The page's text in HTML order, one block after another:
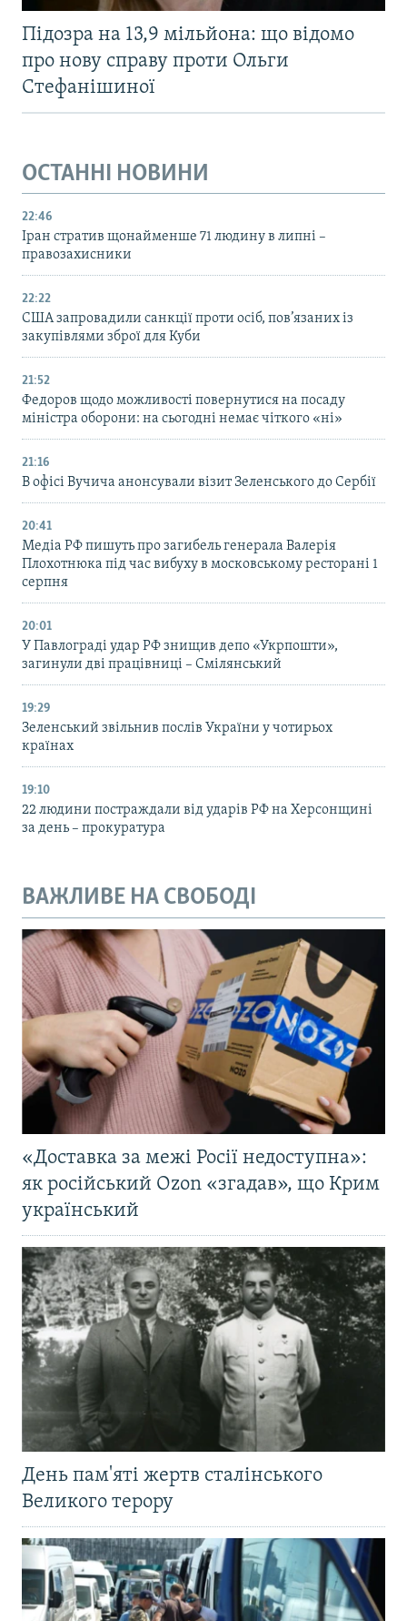
Підозра на 13,9 мільйона: що відомо
про нову справу проти Ольги
Стефанішиної
ОСТАННІ НОВИНИ
22:46
Іран стратив щонайменше 71 людину в липні –
правозахисники
22:22
США запровадили санкції проти осіб, пов’язаних із
закупівлями зброї для Куби
21:52
Федоров щодо можливості повернутися на посаду
міністра оборони: на сьогодні немає чіткого «ні»
21:16
В офісі Вучича анонсували візит Зеленського до Сербії
20:41
Медіа РФ пишуть про загибель генерала Валерія
Плохотнюка під час вибуху в московському ресторані 1
серпня
20:01
У Павлограді удар РФ знищив депо «Укрпошти»,
загинули дві працівниці – Смілянський
19:29
Зеленський звільнив послів України у чотирьох
країнах
19:10
22 людини постраждали від ударів РФ на Херсонщині
за день – прокуратура
ВАЖЛИВЕ НА СВОБОДІ
«Доставка за межі Росії недоступна»:
як російський Ozon «згадав», що Крим
український
День пам'яті жертв сталінського
Великого терору